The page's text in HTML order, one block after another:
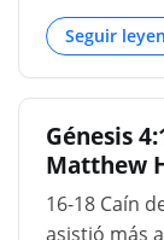
sino al
protección.
probable),
estado en
pero ahora,
siendo
apresura a
habitación,
Dios. La
Seguir
Génesis
Matthew
16-18 Caín
asistió más